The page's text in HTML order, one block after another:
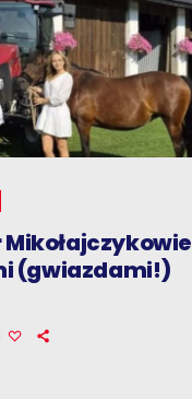
Mikołajczykowie
(gwiazdami!)